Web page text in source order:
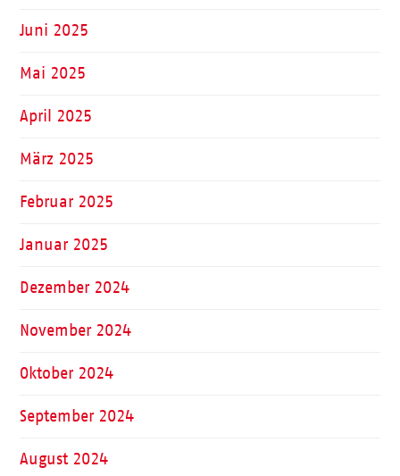
Juni 2025
Mai 2025
April 2025
März 2025
Februar 2025
Januar 2025
Dezember 2024
November 2024
Oktober 2024
September 2024
August 2024